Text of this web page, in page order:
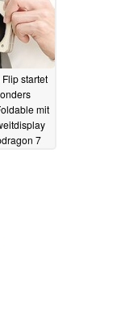
startet
mit
7